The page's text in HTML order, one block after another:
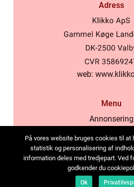
Adress
web:
Menu
Annonsering
Cookies
Kontakta oss
Sitemap
På vores website bruges cookies til at
statistik og personalisering af
information deles med tredjepart. Ved
godkender du
Ok